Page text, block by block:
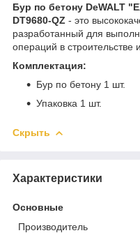
Бур по бетону DeWALT
DT9680-QZ - это
разработанный для
операций в строительстве
Комплектация:
Бур по бетону 1 шт.
Упаковка 1 шт.
Скрыть
Характеристики
Основные
Производитель